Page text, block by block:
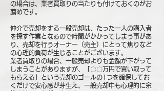
の場合は、業者買取りの当たりも付けておくのがお
薦めです。
仲介で売却をする一般売却は、たった一人の購入者
を探す作業となるので時間がかかってしまう事があ
り、売却を行うオーナー（売主）にとって焦りなど
の心理的負荷が生じることがございます。
業者買取りの場合、一般売却よりも金額が下がって
しまうことがありますが、「〇〇万円で買い取って
もらえる」という売却のゴールの1つを確保してお
くだけで安心感が芽生え、一般売却中も心理的に余